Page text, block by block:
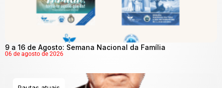
9 a 16 de Agosto: Semana Nacional da Família
06 de agosto de 2026